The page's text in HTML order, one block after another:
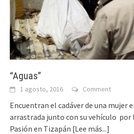
“Aguas”
1 agosto, 2016 Comment
Encuentran el cadáver de una mujer
arrastrada junto con su vehículo por
Pasión en Tizapán [Lee más...]